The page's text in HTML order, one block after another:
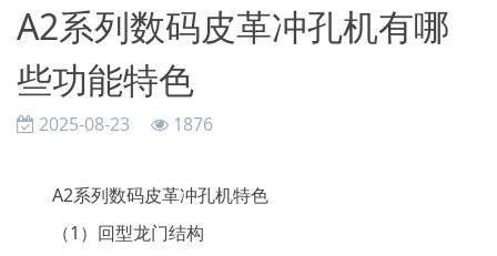
A2系列数码皮革冲孔机有哪
些功能特色
2025-08-23 1876
A2系列数码皮革冲孔机特色
（1）回型龙门结构